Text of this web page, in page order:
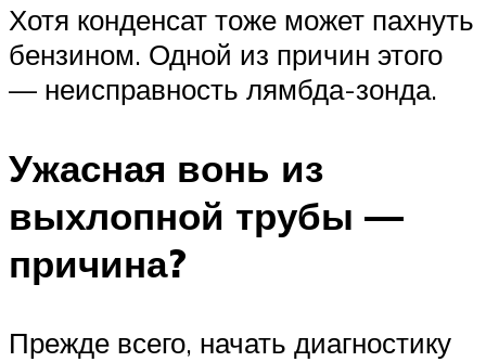
Хотя конденсат тоже может пахнуть
бензином. Одной из причин этого
— неисправность лямбда-зонда.
Ужасная вонь из
выхлопной трубы —
причина?
Прежде всего, начать диагностику